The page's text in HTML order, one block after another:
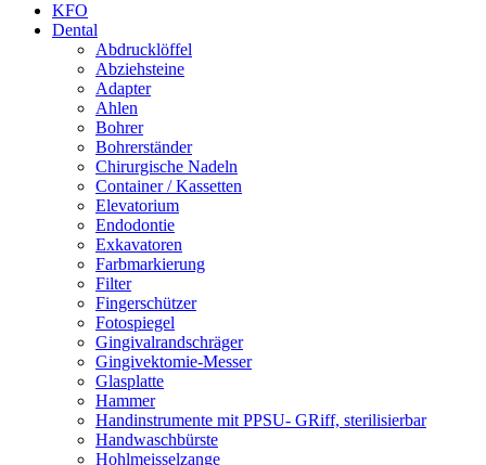
KFO
Dental
Abdrucklöffel
Abziehsteine
Adapter
Ahlen
Bohrer
Bohrerständer
Chirurgische Nadeln
Container / Kassetten
Elevatorium
Endodontie
Exkavatoren
Farbmarkierung
Filter
Fingerschützer
Fotospiegel
Gingivalrandschräger
Gingivektomie-Messer
Glasplatte
Hammer
Handinstrumente mit PPSU- GRiff, sterilisierbar
Handwaschbürste
Hohlmeisselzange